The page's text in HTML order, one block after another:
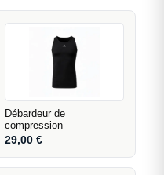
Débardeur de
compression
29,00€